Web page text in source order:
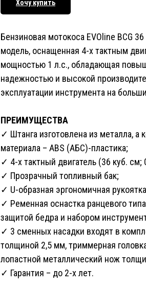
Хочу купить
Бензиновая мотокоса EVOline BCG
модель, оснащенная 4-х тактным
мощностью 1 л.с., обладающая
надежностью и высокой
эксплуатации инструмента на
ПРЕИМУЩЕСТВА
✓ Штанга изготовлена из металла, а
материала – ABS (АБС)-пластика;
✓ 4-х тактный двигатель (36 куб. см;
✓ Прозрачный топливный бак;
✓ U-образная эргономичная
✓ Ременная оснастка ранцевого
защитой бедра и набором
✓ 3 сменных насадки входят в
толщиной 2,5 мм, триммерная
лопастной металлический нож
✓ Гарантия – до 2-х лет.